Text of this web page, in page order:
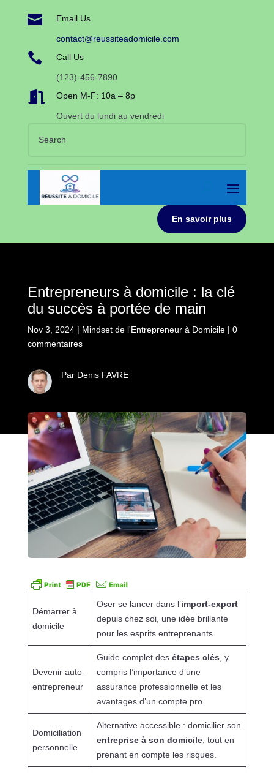
 Email Us
contact@reussiteadomicile.com
 Call Us
(123)-456-7890
 Open M-F: 10a – 8p
Ouvert du lundi au vendredi
En savoir plus
Entrepreneurs à domicile : la clé
du succès à portée de main
Nov 3, 2024| Mindset de l'Entrepreneur à Domicile| 0
commentaires
Par Denis FAVRE
Démarrer à
domicile
Oser se lancer dans l’import-export
depuis chez soi, une idée brillante
pour les esprits entreprenants.
Devenir auto-
entrepreneur
Guide complet des étapes clés, y
compris l’importance d’une
assurance professionnelle et les
avantages d’un compte pro.
Domiciliation
personnelle
Alternative accessible : domicilier son
entreprise à son domicile, tout en
prenant en compte les risques.